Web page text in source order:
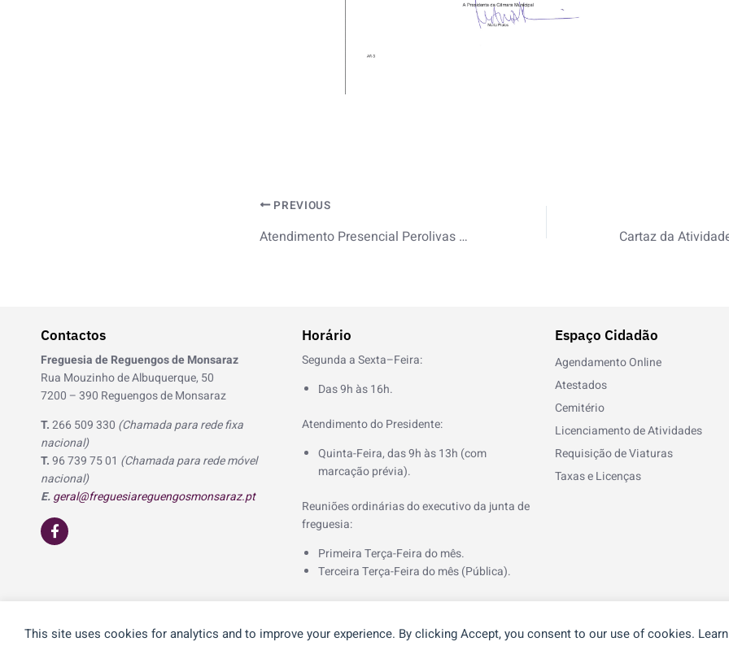
This site uses cookies for analytics and to improve your experience. By clicking Accept, you consent to our use of cookies.
PREVIOUS
Atendimento Presencial Perolivas na SUP
Contactos
Freguesia de Reguengos de Monsaraz
Rua Mouzinho de Albuquerque, 50
7200 – 390 Reguengos de Monsaraz
T.266 509 330 (Chamada para rede fixa
nacional)
T.96 739 75 01 (Chamada para rede móvel
nacional)
E.geral@freguesiareguengosmonsaraz.pt
F
a
c
-
Horário
Segunda a Sexta–Feira:
Das 9h às 16h.
Atendimento do Presidente:
Quinta-Feira, das 9h às 13h (com
marcação prévia).
Reuniões ordinárias do executivo da junta de
freguesia:
Primeira Terça-Feira do mês.
Terceira Terça-Feira do mês (Pública).
Espaço Cidadão
Agendamento Online
Atestados
Cemitério
Licenciamento de Atividades
Requisição de Viaturas
Taxas e Licenças
© 2026 Freguesia de Reguengos de Monsaraz | Desenvolvido porNOS®